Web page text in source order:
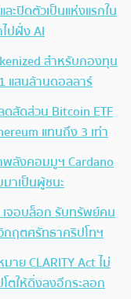
ะปิดตัวเป็นแห่งแรกใน
ปฝั่ง AI
สำหรับกองทุน
แสนล้านดอลลาร์
สัดส่วน Bitcoin ETF
แทนถึง 3 เท่า
พลังคอมมูฯ Cardano
าเป็นผู้ชนะ
จอบล็อก รับทรัพย์คน
กฤตศรัทธาคริปโทฯ
ย CLARITY Act ไม่
ตให้ดิ่งลงอีกระลอก